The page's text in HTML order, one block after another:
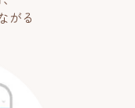
がる